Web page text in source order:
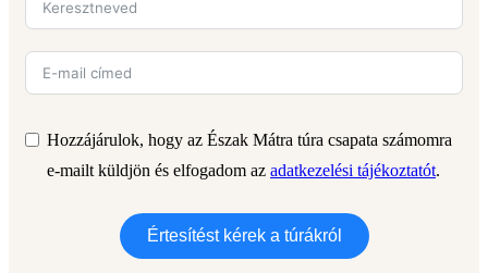
Hozzájárulok, hogy az Észak Mátra túra csapata számomra
e-mailt küldjön és elfogadom az adatkezelési tájékoztatót.
Értesítést kérek a túrákról